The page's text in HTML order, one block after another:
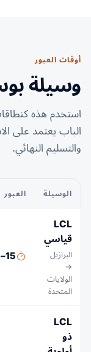
أوقات العبور
وسيلة
استخدم هذه
الباب يعتمد على
والتسليم النهائي.
الوسيلة العبور
LCL
قياسي
البرازيل
→
الولايات
المتحدة
15–25 أيام
LCL
ذو